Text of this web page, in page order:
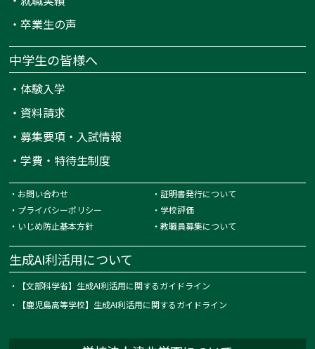
・卒業生の声
中学生の皆様へ
・ 体験入学
・ 資料請求
・募集要項・入試情報
・学費・特待生制度
・ お問い合わせ ・ 証明書発行について
・ プライバシーポリシー ・ 学校評価
・ いじめ防止基本方針 ・ 教職員募集について
生成AI利活用について
・
【文部科学省】生成AI利活用に関するガイドライン
・
【鹿児島高等学校】生成AI利活用に関するガイドライン